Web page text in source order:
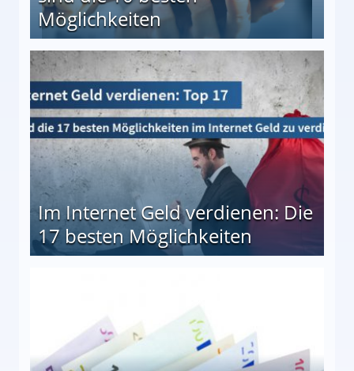
Möglichkeiten
besten Möglichkeiten
Im Internet Geld verdienen: Die
17 besten Möglichkeiten